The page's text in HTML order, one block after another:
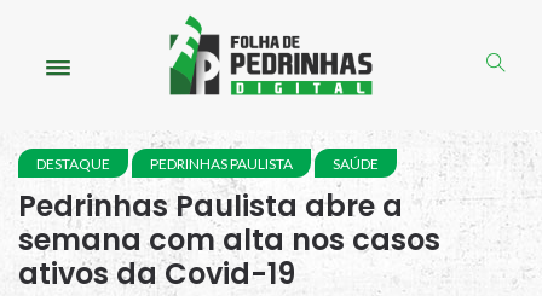
DESTAQUE PEDRINHAS PAULISTA SAÚDE
Pedrinhas Paulista abre a
semana com alta nos casos
ativos da Covid-19